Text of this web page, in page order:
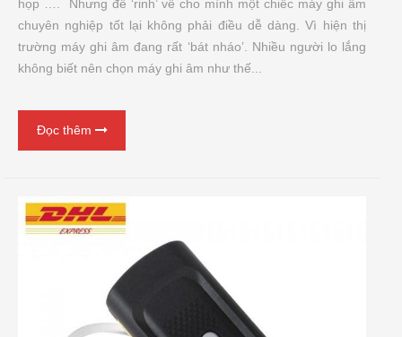
họp …. Nhưng để ‘rinh’ về cho mình một chiếc máy ghi âm
chuyên nghiệp tốt lại không phải điều dễ dàng. Vì hiện thị
trường máy ghi âm đang rất ‘bát nháo’. Nhiều người lo lắng
không biết nên chọn máy ghi âm như thế...
Đọc thêm